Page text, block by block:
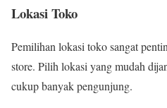
Lokasi Toko
Pemilihan lokasi toko sangat
store. Pilih lokasi yang mudah
cukup banyak pengunjung.